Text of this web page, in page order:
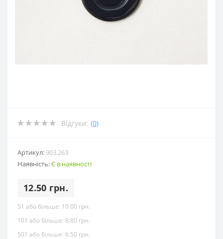
Відгуки: (0)
Артикул: 903.263
Наявність:Є в наявності
12.50 грн.
51 або більше: 10.00 грн.
101 або більше: 8.80 грн.
501 або більше: 6.50 грн.